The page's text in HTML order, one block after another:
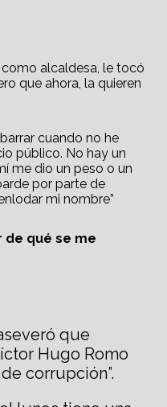
alcaldesa, le tocó
que ahora, la quieren
cuando no he
público. No hay un
me dio un peso o un
por parte de
mi nombre”
de qué se me
que
Hugo Romo
corrupción”.